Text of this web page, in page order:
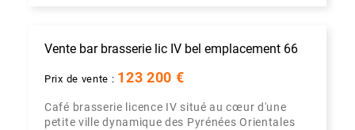
Vente bar brasserie lic IV bel emplacement 66
Prix de vente : 123 200 €
Café brasserie licence IV situé au cœur d'une
petite ville dynamique des Pyrénées Orientales